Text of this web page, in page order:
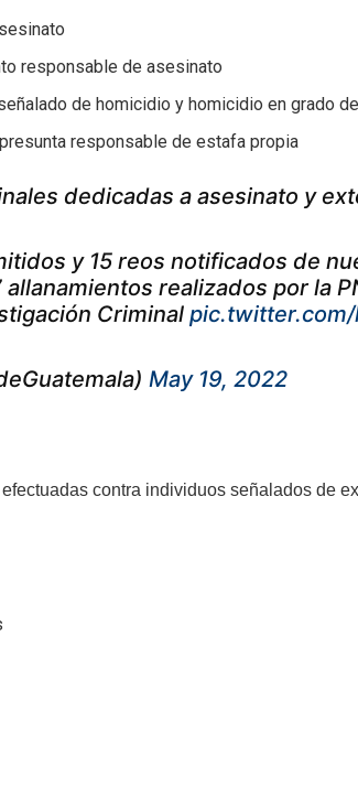
responsable de asesinato
de homicidio y homicidio en grado
responsable de estafa propia
dedicadas a asesinato y
y 15 reos notificados de
realizados por la
Criminal
May 19, 2022
contra individuos señalados de